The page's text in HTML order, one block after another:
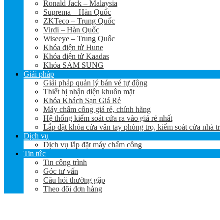
Ronald Jack – Malaysia
Suprema – Hàn Quốc
ZKTeco – Trung Quốc
Virdi – Hàn Quốc
Wiseeye – Trung Quốc
Khóa điện tử Hune
Khóa điện tử Kaadas
Khóa SAM SUNG
Giải pháp
Giải pháp quản lý bán vé tự động
Thiết bị nhận diện khuôn mặt
Khóa Khách Sạn Giá Rẻ
Máy chấm công giá rẻ, chính hãng
Hệ thống kiểm soát cửa ra vào giá rẻ nhất
Lắp đặt khóa cửa vân tay phòng trọ, kiểm soát cửa nhà
Dịch vụ
Dịch vụ lắp đặt máy chấm công
Tin tức
Tin công trình
Góc tư vấn
Câu hỏi thường gặp
Theo dõi đơn hàng